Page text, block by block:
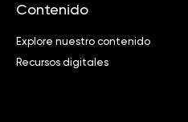
Contenido
Explore nuestro contenido
Recursos digitales